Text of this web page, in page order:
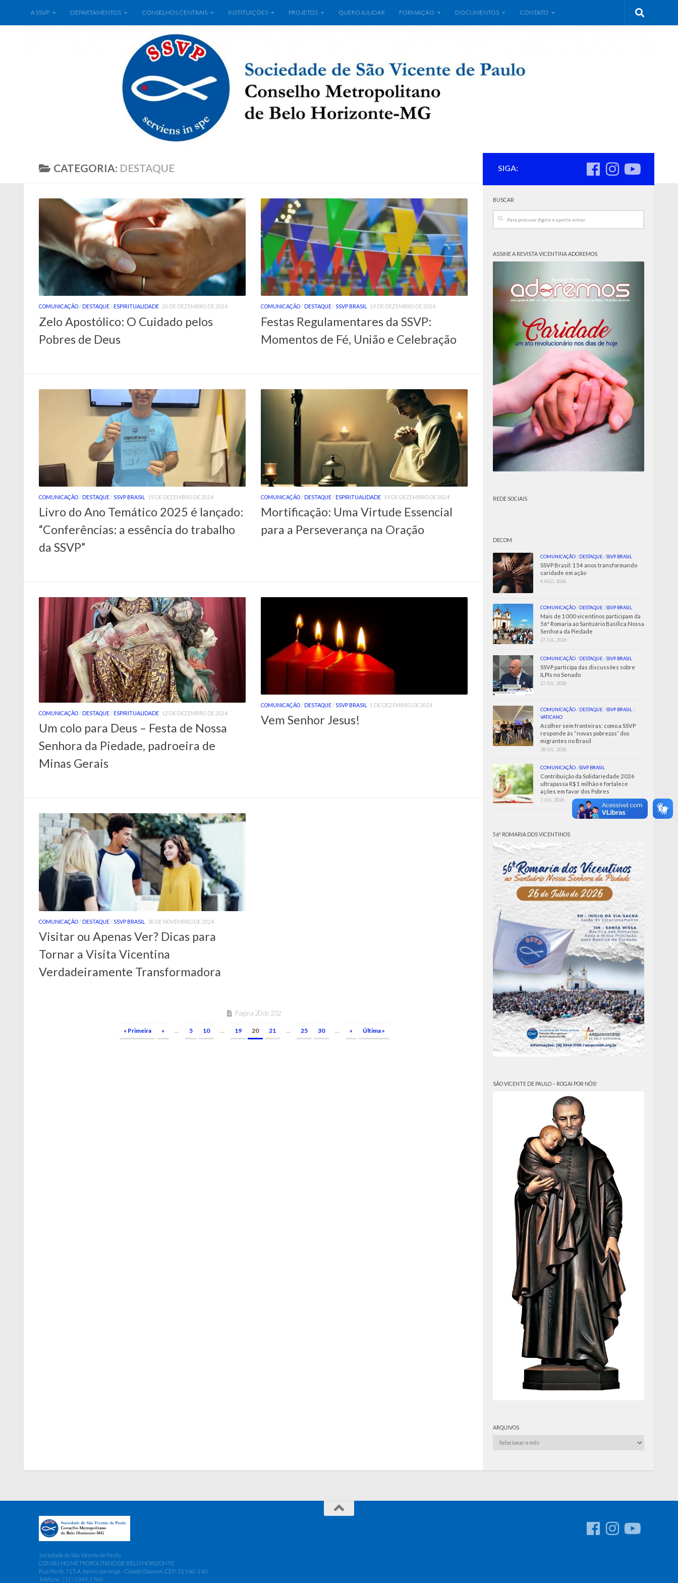
A SSVP DEPARTAMENTOS CONSELHOS CENTRAIS INSTITUIÇÕES PROJETOS QUERO AJUDAR FORMAÇÃO DOCUMENTOS CONTATO
CATEGORIA: DESTAQUE
COMUNICAÇÃO/ DESTAQUE/ ESPIRITUALIDADE 20 DE DEZEMBRO DE 2024
Zelo Apostólico: O Cuidado pelos
Pobres de Deus
COMUNICAÇÃO/ DESTAQUE/ SSVP BRASIL 19 DE DEZEMBRO DE 2024
Festas Regulamentares da SSVP:
Momentos de Fé, União e Celebração
COMUNICAÇÃO/ DESTAQUE/ SSVP BRASIL 19 DE DEZEMBRO DE 2024
Livro do Ano Temático 2025 é lançado:
“Conferências: a essência do trabalho
da SSVP”
COMUNICAÇÃO/ DESTAQUE/ ESPIRITUALIDADE 19 DE DEZEMBRO DE 2024
Mortificação: Uma Virtude Essencial
para a Perseverança na Oração
COMUNICAÇÃO/ DESTAQUE/ ESPIRITUALIDADE 12 DE DEZEMBRO DE 2024
Um colo para Deus – Festa de Nossa
Senhora da Piedade, padroeira de
Minas Gerais
COMUNICAÇÃO/ DESTAQUE/ SSVP BRASIL 1 DE DEZEMBRO DE 2024
Vem Senhor Jesus!
COMUNICAÇÃO/ DESTAQUE/ SSVP BRASIL 30 DE NOVEMBRO DE 2024
Visitar ou Apenas Ver? Dicas para
Tornar a Visita Vicentina
Verdadeiramente Transformadora
Página 20 de 232
« Primeira « ... 5 10 ... 19 20 21 ... 25 30 ... » Última »
SIGA:
BUSCAR
ASSINE A REVISTA VICENTINA ADOREMOS
REDE SOCIAIS
DECOM
COMUNICAÇÃO/ DESTAQUE /SSVP BRASIL
SSVP Brasil: 154 anos transformando
caridade em ação
4 AGO, 2026
COMUNICAÇÃO/ DESTAQUE /SSVP BRASIL
Mais de 1000 vicentinos participam da
56ª Romaria ao Santuário Basílica Nossa
Senhora da Piedade
27 JUL, 2026
COMUNICAÇÃO/ DESTAQUE /SSVP BRASIL
SSVP participa das discussões sobre
ILPIs no Senado
27 JUL, 2026
COMUNICAÇÃO/ DESTAQUE /SSVP BRASIL/
VATICANO
Acolher sem fronteiras: como a SSVP
responde às “novas pobrezas” dos
migrantes no Brasil
18 JUL, 2026
COMUNICAÇÃO/SSVP BRASIL
Contribuição da Solidariedade 2026
ultrapassa R$ 1 milhão e fortalece
ações em favor dos Pobres
7 JUL, 2026
56ª ROMARIA DOS VICENTINOS
SÃO VICENTE DE PAULO – ROGAI POR NÓS!
ARQUIVOS
Arquivos
Sociedade de São Vicente de Paulo
CONSELHO METROPOLITANO DE BELO HORIZONTE
Rua Pio XI, 715 A, bairro Ipiranga - Cidade Ozanam, CEP: 31160-140
Telefone: (31) 3349.1700